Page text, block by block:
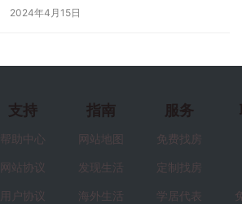
2024年4月15日
支持
帮助中心
网站协议
用户协议
指南
网站地图
发现生活
海外生活
服务
免费找房
定制找房
学居代表